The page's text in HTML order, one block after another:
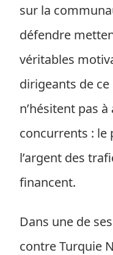
sur la
défendre
véritables
dirigeants de
n’hésitent pas
concurrents : le
l’argent des
financent.
Dans une de
contre Turquie